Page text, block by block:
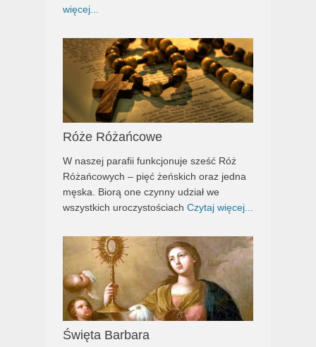
więcej...
Róże Różańcowe
W naszej parafii funkcjonuje sześć Róż
Różańcowych – pięć żeńskich oraz jedna
męska. Biorą one czynny udział we
wszystkich uroczystościach Czytaj więcej...
Święta Barbara